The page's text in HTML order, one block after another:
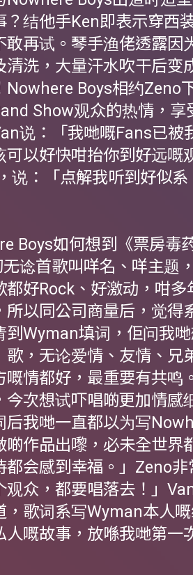
？结他手Ken即表示穿西
敢再试。琴手渔佬透露因
清洗，大量汗水吹干后变
Nowhere Boys相约Zeno
Show观众的热情，享
说：「我哋嘅Fans已被
可以好快咁抬你到好远嘅
说：「点解我听到好似
Boys如何想到《票房毒
谂首歌叫咩名、咩主题
都好Rock、好激动，咁多
所以同公司商量后，觉得
到Wyman填词，佢问我
歌，无论爱情、友情、兄
嘅情都好，最重要有共鸣
今次想试吓唱啲更加情感
后我哋一直都以为写
啲作品出嚟，必未全世界
都会感到幸福。」Zeno
观众，都要唱落去！」
，歌词系写Wyman本人
人嘅故事，放喺我哋第一